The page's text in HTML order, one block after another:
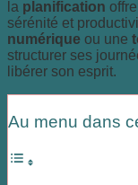
la planification
sérénité et
numérique ou une
structurer ses
libérer son esprit.
Au menu dans